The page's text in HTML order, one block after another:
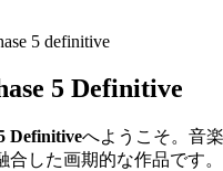
5 definitive
5 Definitive
Definitiveへようこそ。音
合した画期的な作品です